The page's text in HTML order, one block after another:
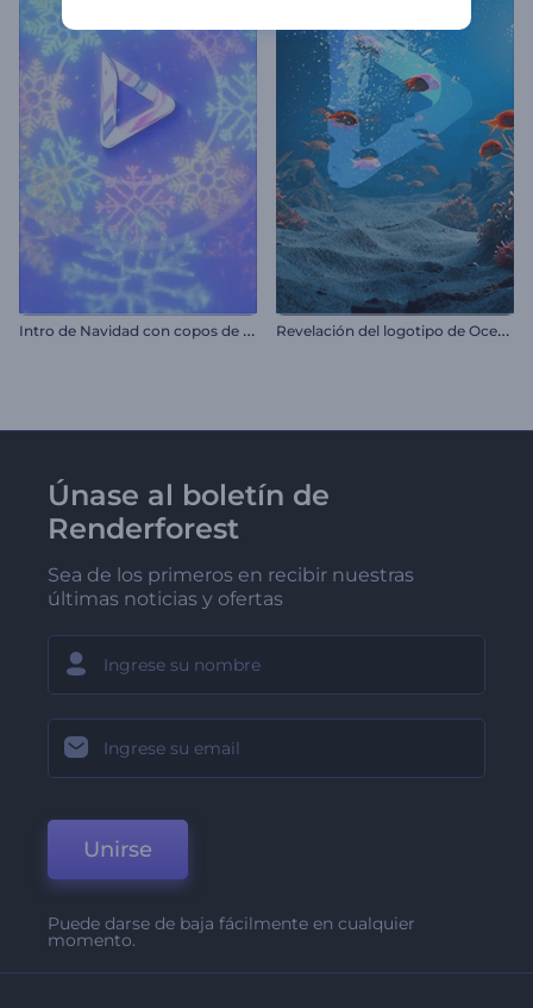
I
ntro de Navidad con copos de nieve R
evelación del logotipo de Ocean Life
Únase al boletín de
Renderforest
Sea de los primeros en recibir nuestras
últimas noticias y ofertas
Unirse
Puede darse de baja fácilmente en cualquier
momento.